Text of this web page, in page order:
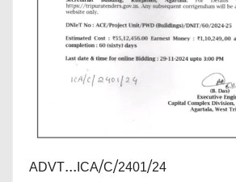
ADVT...ICA/C/2401/24